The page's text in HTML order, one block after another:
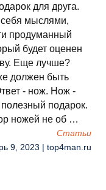
для друга.
мыслями,
продуманный
будет оценен
Еще лучше?
должен быть
- нож. Нож -
подарок.
ножей не об …
Cтатьи
9, 2023 | top4man.ru